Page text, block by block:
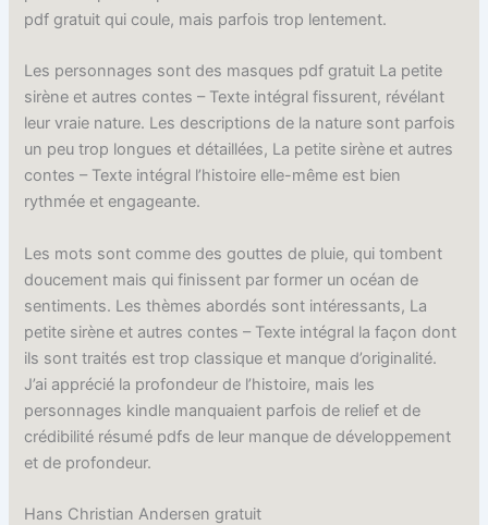
pdf gratuit qui coule, mais parfois trop lentement.
Les personnages sont des masques pdf gratuit La petite
sirène et autres contes – Texte intégral fissurent, révélant
leur vraie nature. Les descriptions de la nature sont parfois
un peu trop longues et détaillées, La petite sirène et autres
contes – Texte intégral l’histoire elle-même est bien
rythmée et engageante.
Les mots sont comme des gouttes de pluie, qui tombent
doucement mais qui finissent par former un océan de
sentiments. Les thèmes abordés sont intéressants, La
petite sirène et autres contes – Texte intégral la façon dont
ils sont traités est trop classique et manque d’originalité.
J’ai apprécié la profondeur de l’histoire, mais les
personnages kindle manquaient parfois de relief et de
crédibilité résumé pdfs de leur manque de développement
et de profondeur.
Hans Christian Andersen gratuit